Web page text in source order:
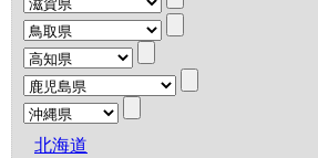
北海道